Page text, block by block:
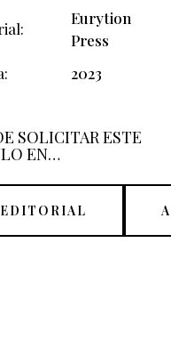
Eurytion
Press
2023
SOLICITAR ESTE
EN…
EDITORIAL